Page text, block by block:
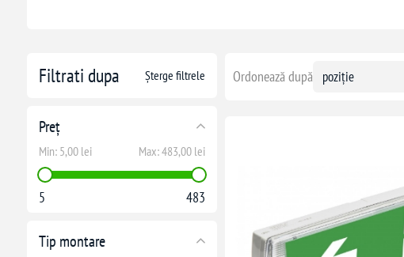
Filtrati dupa Șterge filtrele
Preț
Min: 5,00 lei Max:483,00 lei
5 483
Tip montare
Ordonează după